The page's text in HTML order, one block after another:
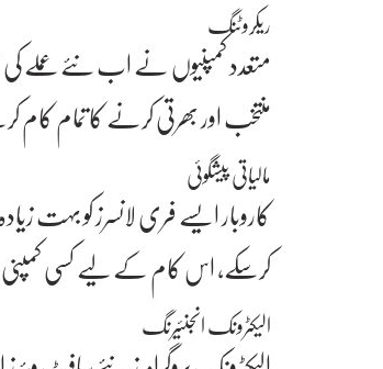
ریکروٹنگ
متعدد کمپنیوں نے اب نئے عملے کی
منتخب اور بھرتی کرنے کا تمام
مالیاتی پیشگوئی
کاروبار ایسے فری لانسرز کو بہت
کرسکے، اس کام کے لیے کسی کمپنی
الیکٹرونک انجنئیرنگ